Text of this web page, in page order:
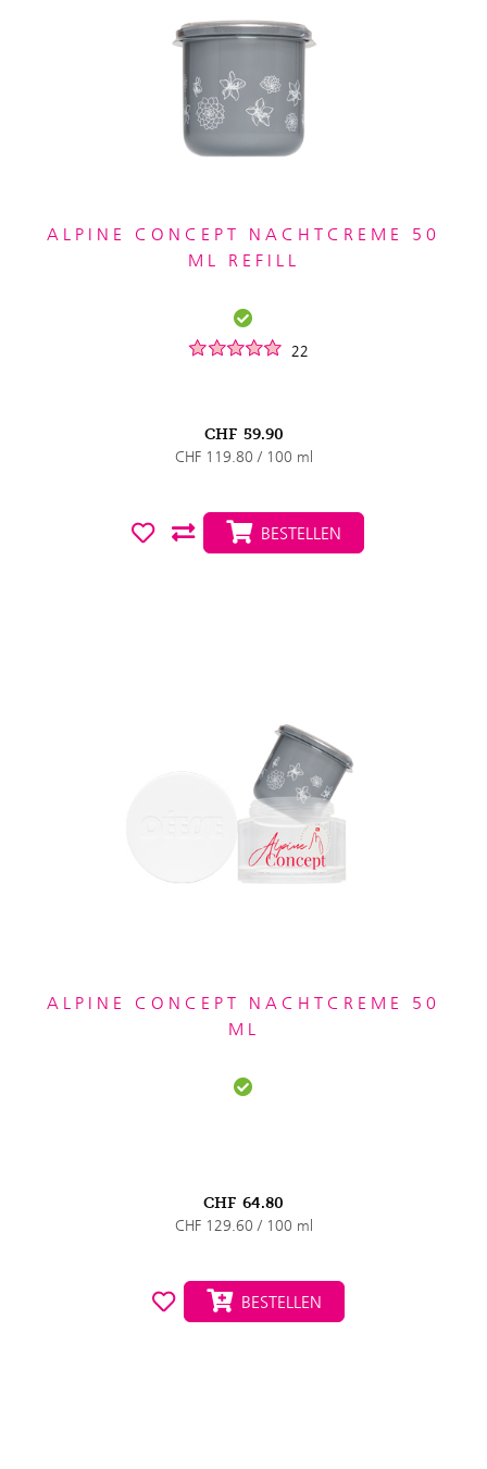
ALPINE CONCEPT NACHTCREME 50
ML REFILL
22
CHF 59.90
CHF 119.80 / 100 ml
BESTELLEN
ALPINE CONCEPT NACHTCREME 50
ML
CHF 64.80
CHF 129.60 / 100 ml
BESTELLEN